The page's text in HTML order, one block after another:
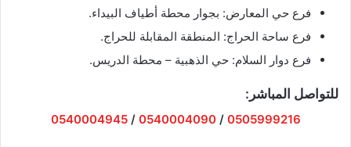
​فرع حي المعارض: بجوار محطة أطياف البيداء.
​فرع ساحة الحراج: المنطقة المقابلة للحراج.
​فرع دوار السلام: حي الذهبية – محطة الدريس.
​للتواصل المباشر:
0505999216
/
0540004090
/
0540004945